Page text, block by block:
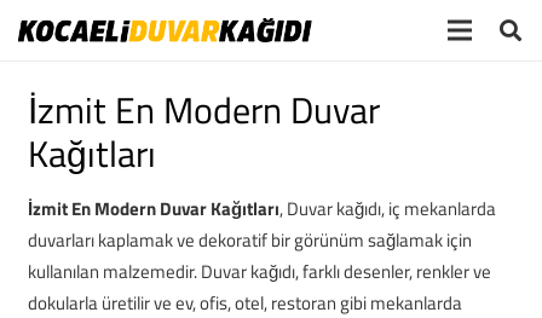
İzmit En Modern Duvar
Kağıtları
İzmit En Modern Duvar Kağıtları, Duvar kağıdı, iç mekanlarda
duvarları kaplamak ve dekoratif bir görünüm sağlamak için
kullanılan malzemedir. Duvar kağıdı, farklı desenler, renkler ve
dokularla üretilir ve ev, ofis, otel, restoran gibi mekanlarda